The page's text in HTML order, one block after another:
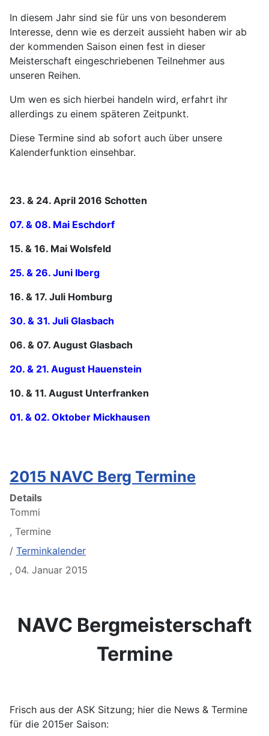
In diesem Jahr sind sie für uns von besonderem
Interesse, denn wie es derzeit aussieht haben wir ab
der kommenden Saison einen fest in dieser
Meisterschaft eingeschriebenen Teilnehmer aus
unseren Reihen.
Um wen es sich hierbei handeln wird, erfahrt ihr
allerdings zu einem späteren Zeitpunkt.
Diese Termine sind ab sofort auch über unsere
Kalenderfunktion einsehbar.
23. & 24. April 2016 Schotten
07. & 08. Mai Eschdorf
15. & 16. Mai Wolsfeld
25. & 26. Juni Iberg
16. & 17. Juli Homburg
30. & 31. Juli Glasbach
06. & 07. August Glasbach
20. & 21. August Hauenstein
10. & 11. August Unterfranken
01. & 02. Oktober Mickhausen
2015 NAVC Berg Termine
Details
Tommi
, Termine
/ Terminkalender
, 04. Januar 2015
NAVC Bergmeisterschaft
Termine
Frisch aus der ASK Sitzung; hier die News & Termine
für die 2015er Saison: